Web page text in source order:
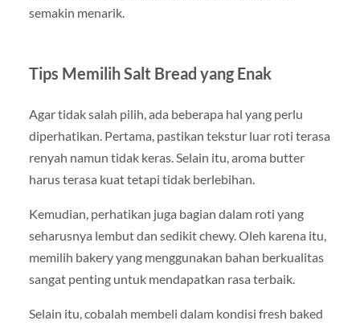
semakin menarik.
Tips Memilih Salt Bread yang Enak
Agar tidak salah pilih, ada beberapa hal yang perlu
diperhatikan. Pertama, pastikan tekstur luar roti terasa
renyah namun tidak keras. Selain itu, aroma butter
harus terasa kuat tetapi tidak berlebihan.
Kemudian, perhatikan juga bagian dalam roti yang
seharusnya lembut dan sedikit chewy. Oleh karena itu,
memilih bakery yang menggunakan bahan berkualitas
sangat penting untuk mendapatkan rasa terbaik.
Selain itu, cobalah membeli dalam kondisi fresh baked